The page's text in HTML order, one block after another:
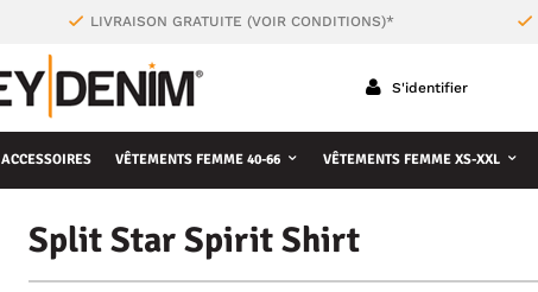
LIVRAISON GRATUITE (VOIR CONDITIONS)*
S'identifier
ACCESSOIRES VÊTEMENTS FEMME 40-66 VÊTEMENTS FEMME XS-XXL
Split Star Spirit Shirt